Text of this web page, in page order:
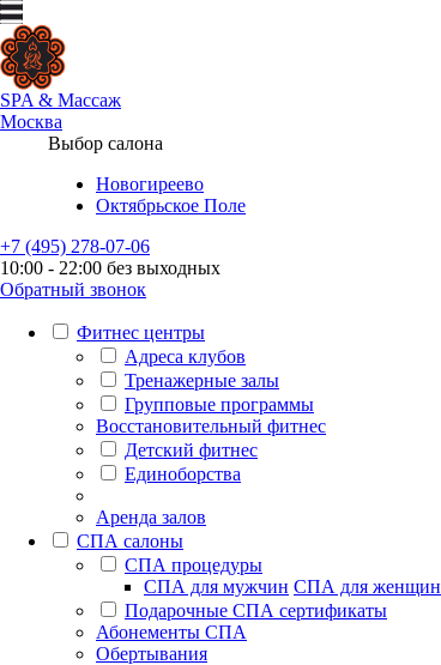
SPA & Массаж
Москва
Выбор салона
Новогиреево
Октябрьское Поле
+7 (495) 278-07-06
10:00 - 22:00 без выходных
Обратный звонок
Фитнес центры
Адреса клубов
Тренажерные залы
Групповые программы
Восстановительный фитнес
Детский фитнес
Единоборства
Аренда залов
СПА салоны
СПА процедуры
СПА для мужчин СПА для женщин
Подарочные СПА сертификаты
Абонементы СПА
Обертывания